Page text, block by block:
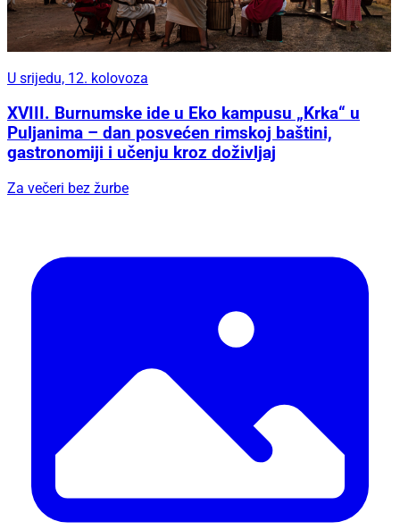
U srijedu, 12. kolovoza
XVIII. Burnumske ide u Eko kampusu „Krka“ u
Puljanima – dan posvećen rimskoj baštini,
gastronomiji i učenju kroz doživljaj
Za večeri bez žurbe